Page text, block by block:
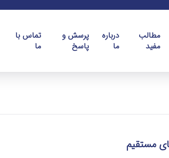
مطالب
مفید
درباره
ما
پرسش و
پاسخ
تماس با
ما